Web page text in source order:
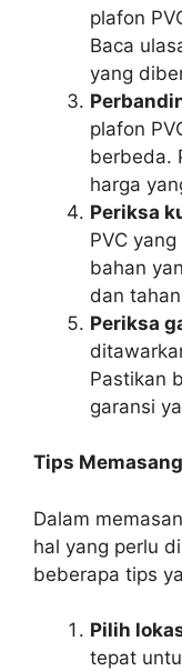
plafon
Baca
yang
plafon
berbeda.
harga
Periksa
PVC
bahan
dan
Periksa
Pastikan
garansi
Tips
Dalam
hal yang perlu
beberapa tips
Pilih
tepat